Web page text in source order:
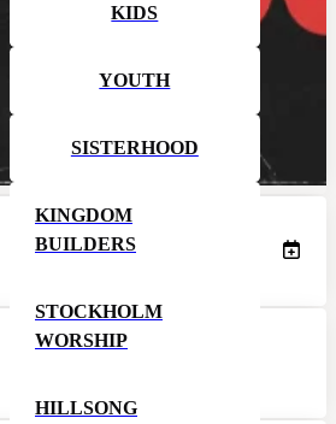
KIDS
YOUTH
SISTERHOOD
KINGDOM
BUILDERS
STOCKHOLM
WORSHIP
HILLSONG